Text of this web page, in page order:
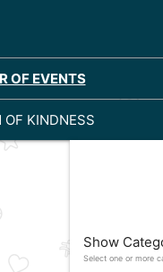
OF EVENTS
OF KINDNESS
Show
Select one or more